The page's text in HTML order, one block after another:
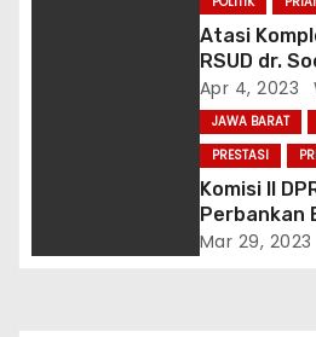
Atasi
RSUD dr.
menjadi
Apr 4, 2023
JAWA BARAT
PRESTASI
Komisi II
Perbankan
dan Bantu
Mar 29, 2023